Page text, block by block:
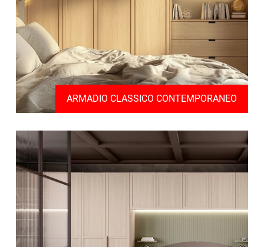
ARMADIO CLASSICO CONTEMPORANEO